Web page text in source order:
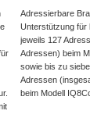
Adressierbare
Unterstützung für
jeweils 127
Adressen) beim
sowie bis zu
Adressen
beim Modell